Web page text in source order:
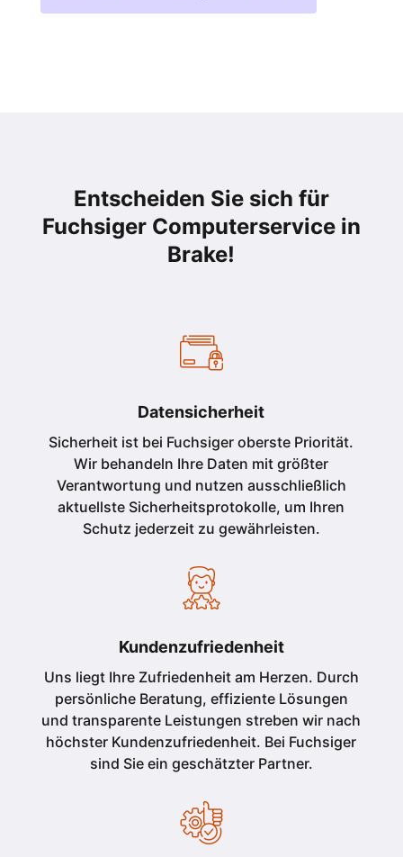
Entscheiden Sie sich für
Fuchsiger Computerservice in
Brake!
Datensicherheit
Sicherheit ist bei Fuchsiger oberste Priorität.
Wir behandeln Ihre Daten mit größter
Verantwortung und nutzen ausschließlich
aktuellste Sicherheitsprotokolle, um Ihren
Schutz jederzeit zu gewährleisten.
Kundenzufriedenheit
Uns liegt Ihre Zufriedenheit am Herzen. Durch
persönliche Beratung, effiziente Lösungen
und transparente Leistungen streben wir nach
höchster Kundenzufriedenheit. Bei Fuchsiger
sind Sie ein geschätzter Partner.